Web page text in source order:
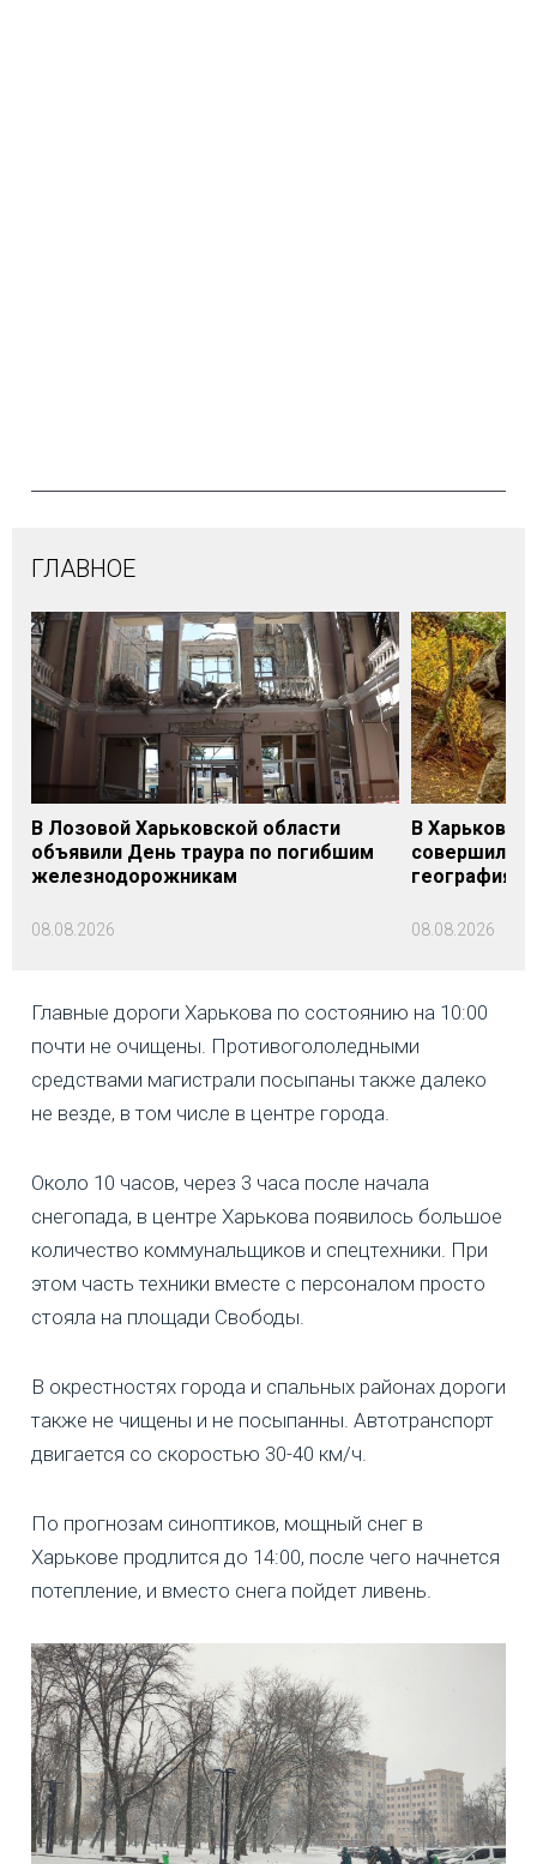
ГЛАВНОЕ
В Лозовой Харьковской области
объявили День траура по погибшим
железнодорожникам
08.08.2026
В
совершил
география
08.08.2026
Главные дороги Харькова по состоянию на 10:00
почти не очищены. Противогололедными
средствами магистрали посыпаны также далеко
не везде, в том числе в центре города.
Около 10 часов, через 3 часа после начала
снегопада, в центре Харькова появилось большое
количество коммунальщиков и спецтехники. При
этом часть техники вместе с персоналом просто
стояла на площади Свободы.
В окрестностях города и спальных районах дороги
также не чищены и не посыпанны. Автотранспорт
двигается со скоростью 30-40 км/ч.
По прогнозам синоптиков, мощный снег в
Харькове продлится до 14:00, после чего начнется
потепление, и вместо снега пойдет ливень.